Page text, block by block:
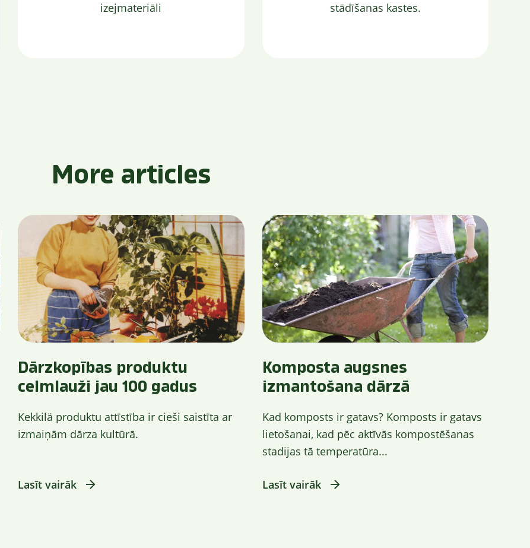
izejmateriāli
stādīšanas kastes.
More articles
Dārzkopības produktu
celmlauži jau 100 gadus
Kekkilä produktu attīstība ir cieši saistīta ar
izmaiņām dārza kultūrā.
Lasīt vairāk
Komposta augsnes
izmantošana dārzā
Kad komposts ir gatavs? Komposts ir gatavs
lietošanai, kad pēc aktīvās kompostēšanas
stadijas tā temperatūra...
Lasīt vairāk